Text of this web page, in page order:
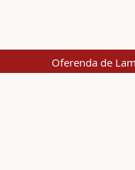
Oferenda de